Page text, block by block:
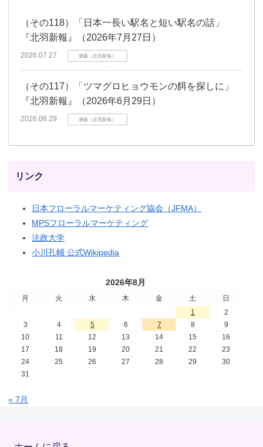
（その118）「日本一長い駅名と短い駅名の話」
『北羽新報』（2026年7月27日）
2026.07.27 連載（北羽新報）
（その117）「ツマグロヒョウモンの餌を探しに」
『北羽新報』（2026年6月29日）
2026.06.29 連載（北羽新報）
リンク
日本フローラルマーケティング協会（JFMA）
MPSフローラルマーケティング
法政大学
小川孔輔 公式Wikipedia
2026年8月
月 火 水 木 金 土
日
1
2
3
4 5 6 7 8
9
10
11 12 13 14 15
16
17
18 19 20 21 22
23
24
25 26 27 28 29
30
31
« 7月